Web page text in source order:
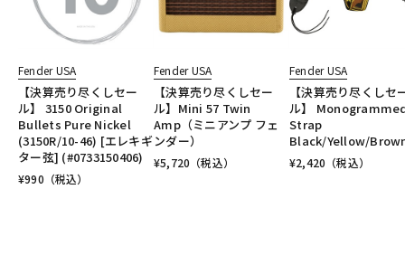
Fender USA
【決算売り尽くしセー
ル】 3150 Original
Bullets Pure Nickel
(3150R/10-46) [エレキギ
ター弦] (#0733150406)
¥990 （税込）
Fender USA
【決算売り尽くしセー
ル】Mini 57 Twin
Amp（ミニアンプ フェ
ンダー）
¥5,720 （税込）
Fender USA
【決算売り尽くしセ
ル】
Strap
Black/Yellow/
¥2,420 （税込）